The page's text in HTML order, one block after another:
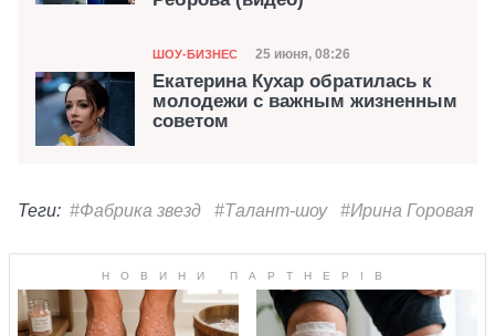
Категория
ШОУ-БИЗНЕС Дата публикации
25 июня, 08:26
Екатерина Кухар обратилась к
молодежи с важным жизненным
советом
Теги: #Фабрика звезд #Талант-шоу #Ирина Горовая